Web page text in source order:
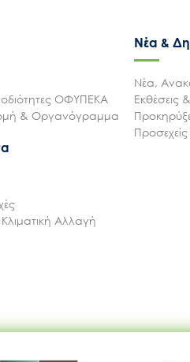
ΟΦΥΠΕΚΑ
& Οργανόγραμμα
Νέα &
Νέα,
Εκθέσεις
Αλλαγή